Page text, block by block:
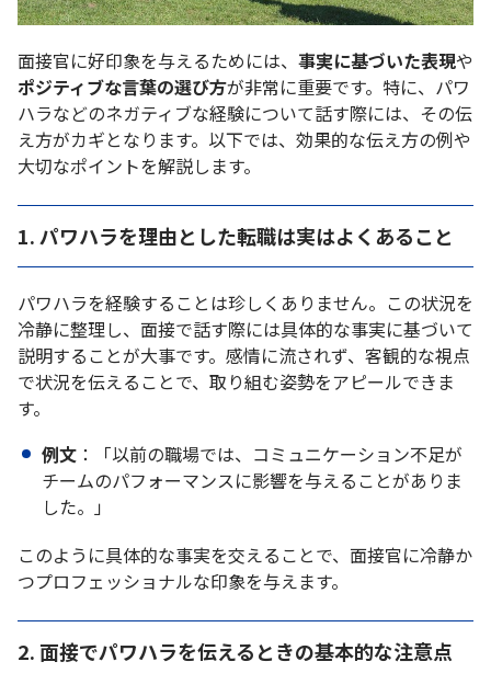
面接官に好印象を与えるためには、 事実に基づいた表現や
ポジティブな言葉の選び方が非常に重要です。特に、パワ
ハラなどのネガティブな経験について話す際には、その伝
え方がカギとなります。以下では、効果的な伝え方の例や
大切なポイントを解説します。
1. パワハラを理由とした転職は実はよくあること
パワハラを経験することは珍しくありません。この状況を
冷静に整理し、面接で話す際には具体的な事実に基づいて
説明することが大事です。感情に流されず、客観的な視点
で状況を伝えることで、取り組む姿勢をアピールできま
す。
例文 ：「以前の職場では、コミュニケーション不足が
チームのパフォーマンスに影響を与えることがありま
した。」
このように具体的な事実を交えることで、面接官に冷静か
つプロフェッショナルな印象を与えます。
2. 面接でパワハラを伝えるときの基本的な注意点